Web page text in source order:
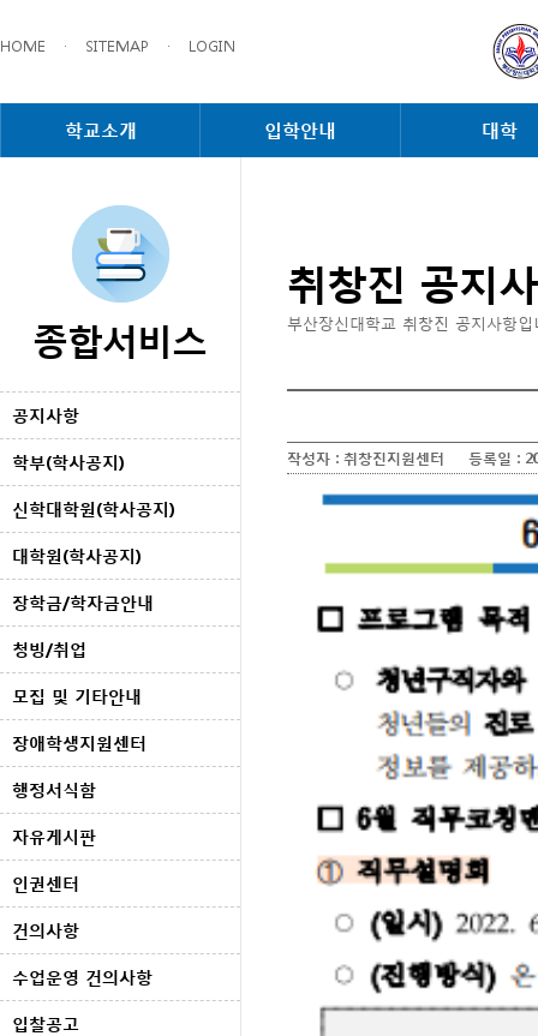
HOME · SITEMAP · LOGIN
학교소개 입학안내 대학
종합서비스
공지사항
학부(학사공지)
신학대학원(학사공지)
대학원(학사공지)
장학금/학자금안내
청빙/취업
모집 및 기타안내
장애학생지원센터
행정서식함
자유게시판
인권센터
건의사항
수업운영 건의사항
입찰공고
취창진 공지
부산장신대학교 취창진 공지사항입
작성자 : 취창진지원센터 등록일 :